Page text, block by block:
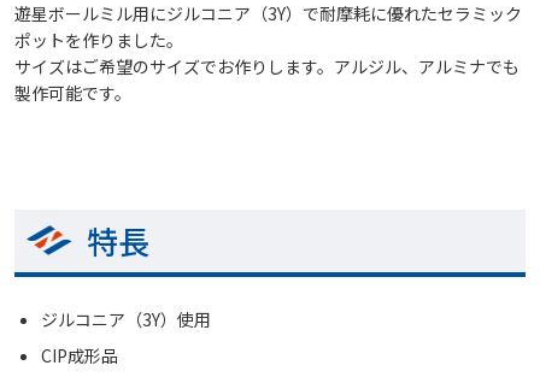
遊星ボールミル用にジルコニア（3Y）で耐摩耗に優れたセラミック
ポットを作りました。
サイズはご希望のサイズでお作りします。アルジル、アルミナでも
製作可能です。
特長
ジルコニア（3Y）使用
CIP成形品